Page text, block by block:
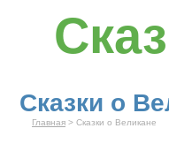
Сказки о
Главная > Сказки о Великане